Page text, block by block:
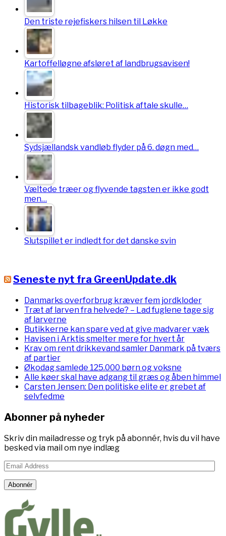
Den triste rejefiskers hilsen til Løkke
Kartoffelløgne afsløret af landbrugsavisen!
Historisk tilbageblik: Politisk aftale skulle…
Sydsjællandsk vandløb flyder på 6. døgn med…
Væltede træer og flyvende tagsten er ikke godt
men…
Slutspillet er indledt for det danske svin
Seneste nyt fra GreenUpdate.dk
Danmarks overforbrug kræver fem jordkloder
Træt af larven fra helvede? – Lad fuglene tage sig
af larverne
Butikkerne kan spare ved at give madvarer væk
Havisen i Arktis smelter mere for hvert år
Krav om rent drikkevand samler Danmark på tværs
af partier
Økodag samlede 125.000 børn og voksne
Alle køer skal have adgang til græs og åben himmel
Carsten Jensen: Den politiske elite er grebet af
selvfedme
Abonner på nyheder
Skriv din mailadresse og tryk på abonnér, hvis du vil have
besked via mail om nye indlæg
Email
Address
Abonnér